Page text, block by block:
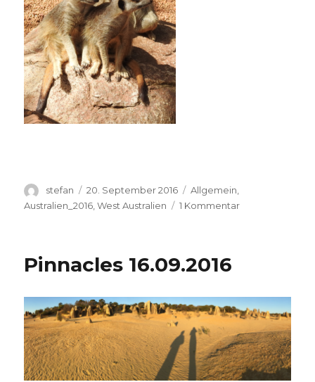
Autor
stefan
Veröffentlicht
am
20. September 2016 Kategorien
Allgemein,
Australien_2016 ,West Australien 1 Kommentarzu
Pinnacles 16.09.2016